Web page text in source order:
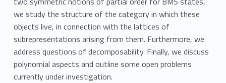
we study the structure of the category in which these
objects live, in connection with the lattices of
subrepresentations arising from them. Furthermore, we
address questions of decomposability. Finally, we discuss
polynomial aspects and outline some open problems
currently under investigation.